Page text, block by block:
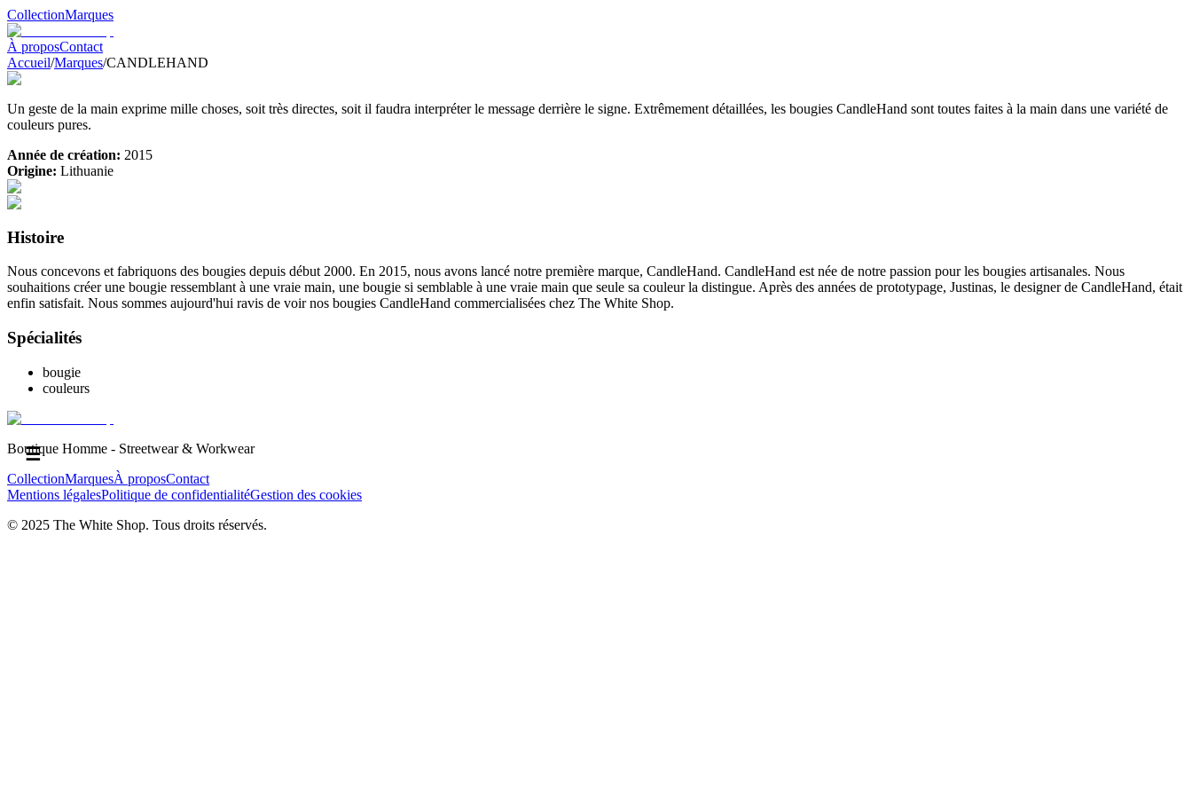
☰
CollectionMarques
À proposContact
Accueil/Marques/CANDLEHAND
Un geste de la main exprime mille choses, soit très directes, soit il faudra interpréter le message derrière le signe. Extrêmement détaillées, les bougies CandleHand sont toutes faites à la main dans une variété de
couleurs pures.
Année de création: 2015
Origine: Lithuanie
Histoire
Nous concevons et fabriquons des bougies depuis début 2000. En 2015, nous avons lancé notre première marque, CandleHand. CandleHand est née de notre passion pour les bougies artisanales. Nous
souhaitions créer une bougie ressemblant à une vraie main, une bougie si semblable à une vraie main que seule sa couleur la distingue. Après des années de prototypage, Justinas, le designer de CandleHand, était
enfin satisfait. Nous sommes aujourd'hui ravis de voir nos bougies CandleHand commercialisées chez The White Shop.
Spécialités
bougie
couleurs
Boutique Homme - Streetwear & Workwear
CollectionMarquesÀ proposContact
Mentions légalesPolitique de confidentialitéGestion des cookies
© 2025 The White Shop. Tous droits réservés.